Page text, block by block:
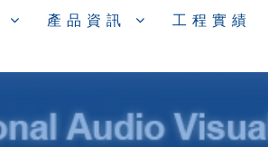
產 品 資 訊 工 程 實 績